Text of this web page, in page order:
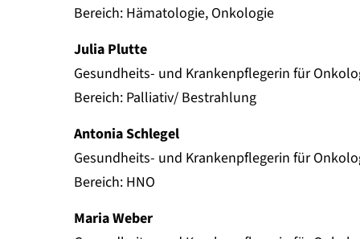
Bereich: Hämatologie, Onkologie
Julia Plutte
Gesundheits- und Krankenpflegerin für
Bereich: Palliativ/ Bestrahlung
Antonia Schlegel
Gesundheits- und Krankenpflegerin für
Bereich: HNO
Maria Weber